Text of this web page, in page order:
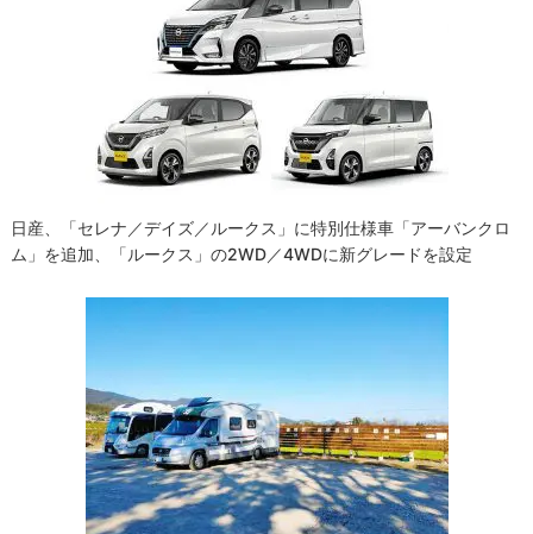
日産、「セレナ／デイズ／ルークス」に特別仕様車「アーバンクロ
ム」を追加、「ルークス」の2WD／4WDに新グレードを設定